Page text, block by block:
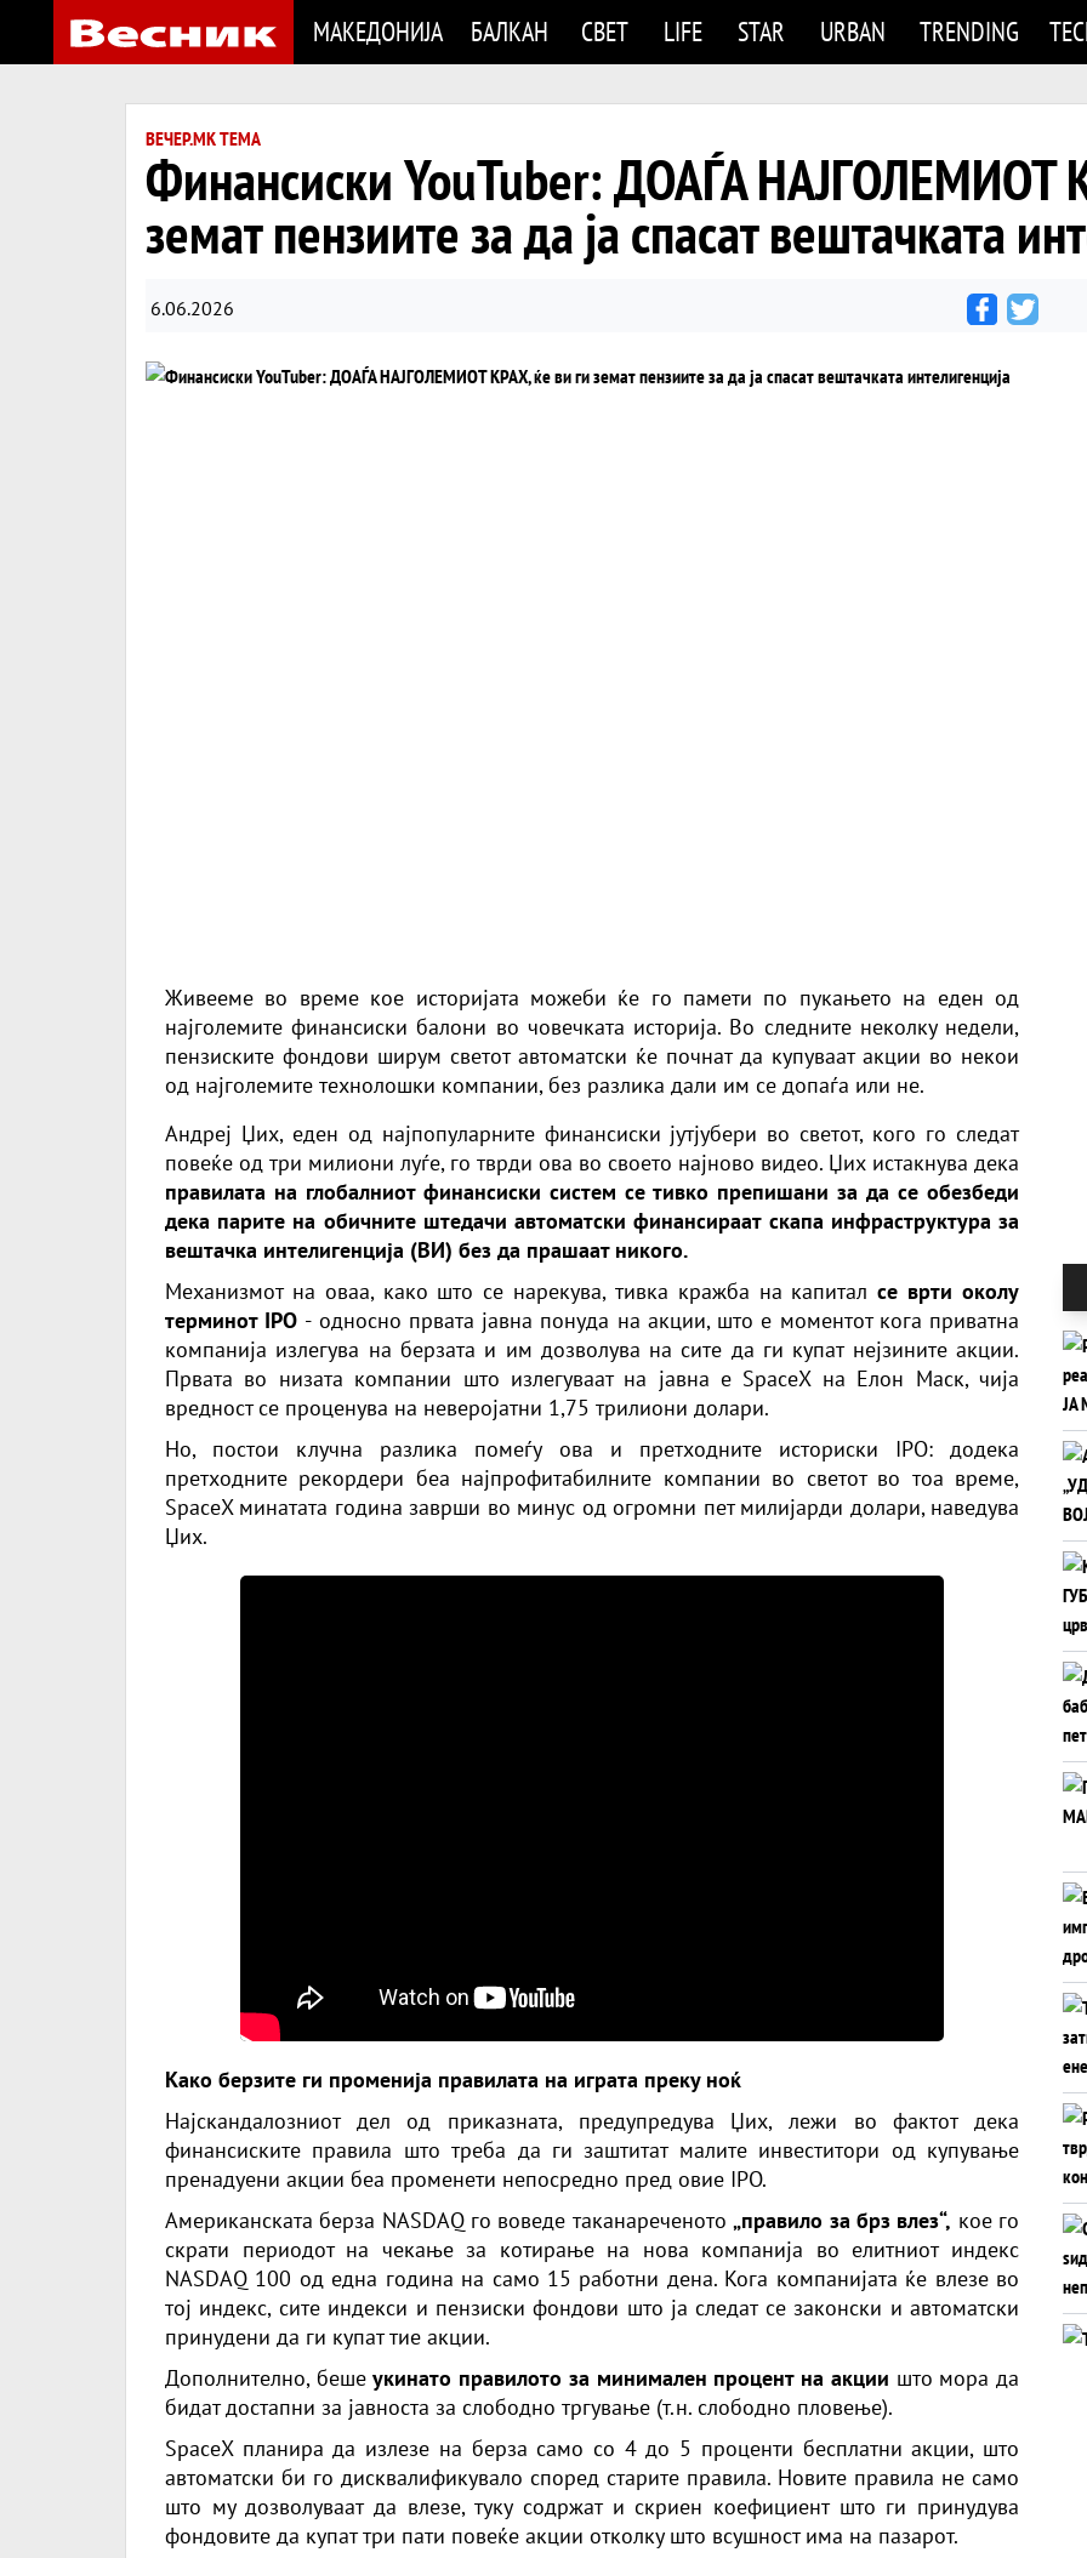
МАКЕДОНИЈА БАЛКАН СВЕТ LIFE STAR URBAN TRENDING
ВЕЧЕР.МК ТЕМА
Финансиски YouTuber: ДОАЃА НАЈГОЛЕМИОТ
земат пензиите за да ја спасат вештачката
6.06.2026
Живееме во време кое историјата можеби ќе го памети по пукањето на еден од
најголемите финансиски балони во човечката историја. Во следните неколку недели,
пензиските фондови ширум светот автоматски ќе почнат да купуваат акции во некои
од најголемите технолошки компании, без разлика дали им се допаѓа или не.
Андреј Џих, еден од најпопуларните финансиски јутјубери во светот, кого го следат
повеќе од три милиони луѓе, го тврди ова во своето најново видео. Џих истакнува дека
правилата на глобалниот финансиски систем се тивко препишани за да се обезбеди
дека парите на обичните штедачи автоматски финансираат скапа инфраструктура за
вештачка интелигенција (ВИ) без да прашаат никого.
Механизмот на оваа, како што се нарекува, тивка кражба на капиталсе врти околу
терминот IPO - односно првата јавна понуда на акции, што е моментот кога приватна
компанија излегува на берзата и им дозволува на сите да ги купат нејзините акции.
Првата во низата компании што излегуваат на јавна е SpaceX на Елон Маск, чија
вредност се проценува на неверојатни 1,75 трилиони долари.
Но, постои клучна разлика помеѓу ова и претходните историски IPO: додека
претходните рекордери беа најпрофитабилните компании во светот во тоа време,
SpaceX минатата година заврши во минус од огромни пет милијарди долари, наведува
Џих.
Како берзите ги променија правилата на играта преку ноќ
Најскандалозниот дел од приказната, предупредува Џих, лежи во фактот дека
финансиските правила што треба да ги заштитат малите инвеститори од купување
пренадуени акции беа променети непосредно пред овие IPO.
Американската берза NASDAQ го воведе таканареченото„правило за брз влез“, кое го
скрати периодот на чекање за котирање на нова компанија во елитниот индекс
NASDAQ 100 од една година на само 15 работни дена. Кога компанијата ќе влезе во
тој индекс, сите индекси и пензиски фондови што ја следат се законски и автоматски
принудени да ги купат тие акции.
Дополнително, бешеукинато правилото за минимален процент на акции што мора да
бидат достапни за јавноста за слободно тргување (т.н. слободно пловење).
SpaceX планира да излезе на берза само со 4 до 5 проценти бесплатни акции, што
автоматски би го дисквалификувало според старите правила. Новите правила не само
што му дозволуваат да влезе, туку содржат и скриен коефициент што ги принудува
фондовите да купат три пати повеќе акции отколку што всушност има на пазарот.